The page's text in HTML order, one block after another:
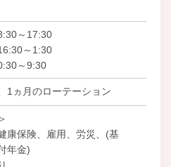
～17:30
～1:30
～9:30
1ヵ月のローテーション
康保険、雇用、労災、(基
年金)